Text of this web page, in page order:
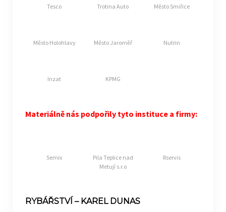
Tesco Trotina Auto Město Smiřice
Město Holohlavy Město Jaroměř Nutrin
Inzat KPMG
Materiálně nás podpořily tyto instituce a firmy:
Semix
Pila Teplice nad
Metují s.r.o
Rservis
RYBÁŘSTVÍ – KAREL DUNAS